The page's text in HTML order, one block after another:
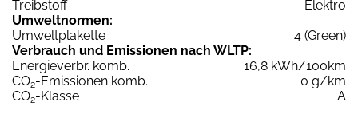
Treibstoff
Elektro
Umweltnormen:
Umweltplakette
4 (Green)
Verbrauch und Emissionen nach WLTP:
Energieverbr. komb.
16,8 kWh/100km
CO2-Emissionen komb.
0 g/km
CO2-Klasse
A